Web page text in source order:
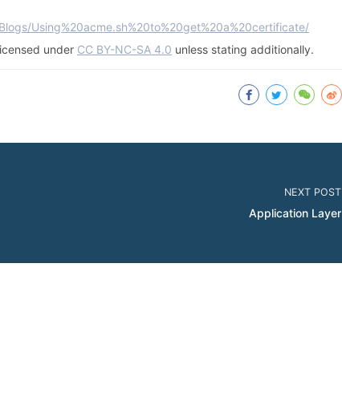
Using%20acme.sh%20to%20get%20a%20certificate/
under CC BY-NC-SA 4.0 unless stating additionally.
NEXT POST
Application Layer